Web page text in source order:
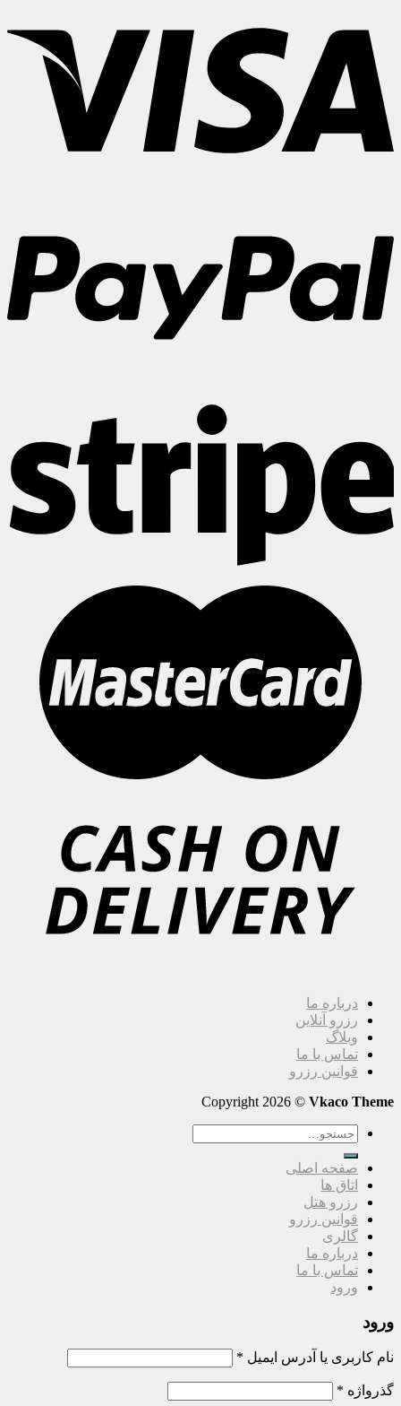
درباره ما
رزرو آنلاین
وبلاگ
تماس با ما
قوانین رزرو
Copyright 2026 © Vkaco Theme
جستجو
صفحه اصلی
اتاق ها
رزرو هتل
قوانین رزرو
گالری
درباره ما
تماس با ما
ورود
ورود
نام کاربری یا آدرس ایمیل *
گذرواژه *